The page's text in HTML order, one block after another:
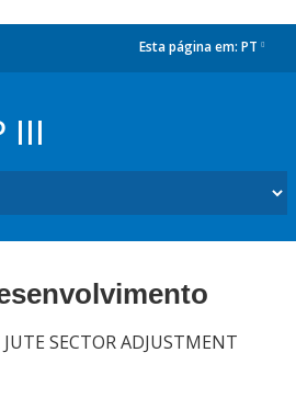
Esta página em: PT
III
SECTOR ADJUSTMENT